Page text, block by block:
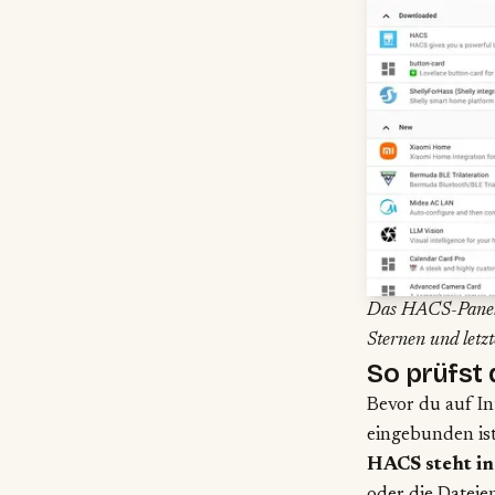
Das HACS-
Sternen und
So prüfst
Bevor du auf
eingebunden
HACS steht